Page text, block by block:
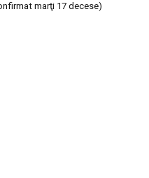
marţi 17 decese)